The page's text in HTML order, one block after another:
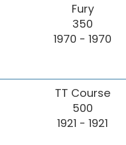
Fury
350
1970 - 1970
TT Course
500
1921 - 1921